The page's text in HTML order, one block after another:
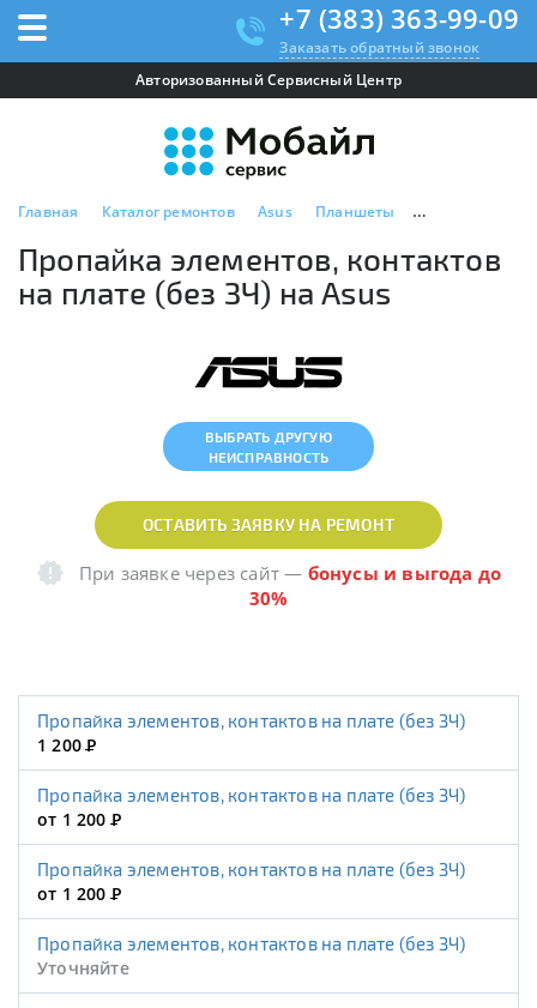
+7 (383) 363-99-09
Заказать обратный звонок
Авторизованный Сервисный Центр
Главная Каталог ремонтов Asus Планшеты Пропайка
Пропайка элементов, контактов
на плате (без ЗЧ) на Asus
ВЫБРАТЬ ДРУГУЮ
НЕИСПРАВНОСТЬ
ОСТАВИТЬ ЗАЯВКУ НА РЕМОНТ
При заявке через сайт— бонусы и выгода до
30%
Пропайка элементов, контактов на плате (без ЗЧ)
1 200Р
Пропайка элементов, контактов на плате (без ЗЧ)
от 1 200Р
Пропайка элементов, контактов на плате (без ЗЧ)
от 1 200Р
Пропайка элементов, контактов на плате (без ЗЧ)
Уточняйте